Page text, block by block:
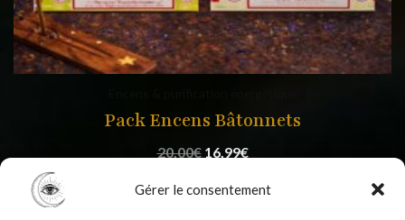
Gérer le consentement
Pack Encens Bâtonnets
20,00€ 16,99€